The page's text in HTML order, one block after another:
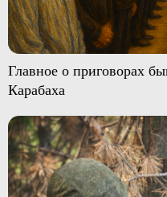
Главное о приговорах
Карабаха